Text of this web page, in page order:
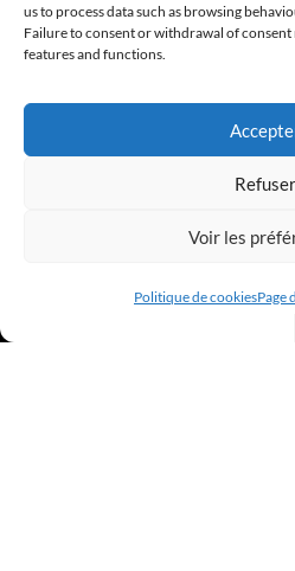
us to process data such as browsing
Failure to consent or withdrawal of consent
features and functions.
Refuser
Voir les
Politique de cookiesPage